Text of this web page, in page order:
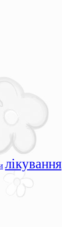
лікування